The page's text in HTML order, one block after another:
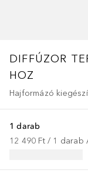
DIFFÚZOR
HOZ
Hajformázó
1 darab
12 490 Ft / 1 darab